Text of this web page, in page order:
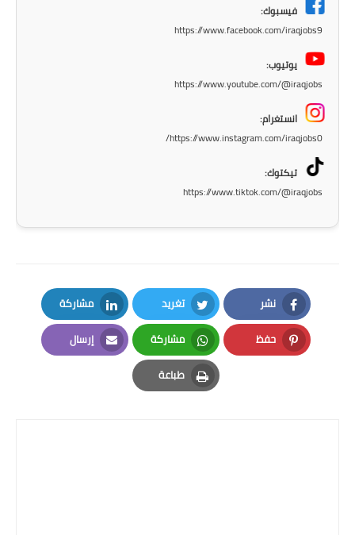
فيسبوك:
https://www.facebook.com/iraqjobs9
يوتيوب:
https://www.youtube.com/@iraqjobs
انستغرام:
https://www.instagram.com/iraqjobs0/
تيكتوك:
https://www.tiktok.com/@iraqjobs
نشر
Facebook
تغريد
Twitter
مشاركة
LinkedIn
حفظ
Pinterest
مشاركة
Whatsapp
إرسال
Email
طباعة
Print